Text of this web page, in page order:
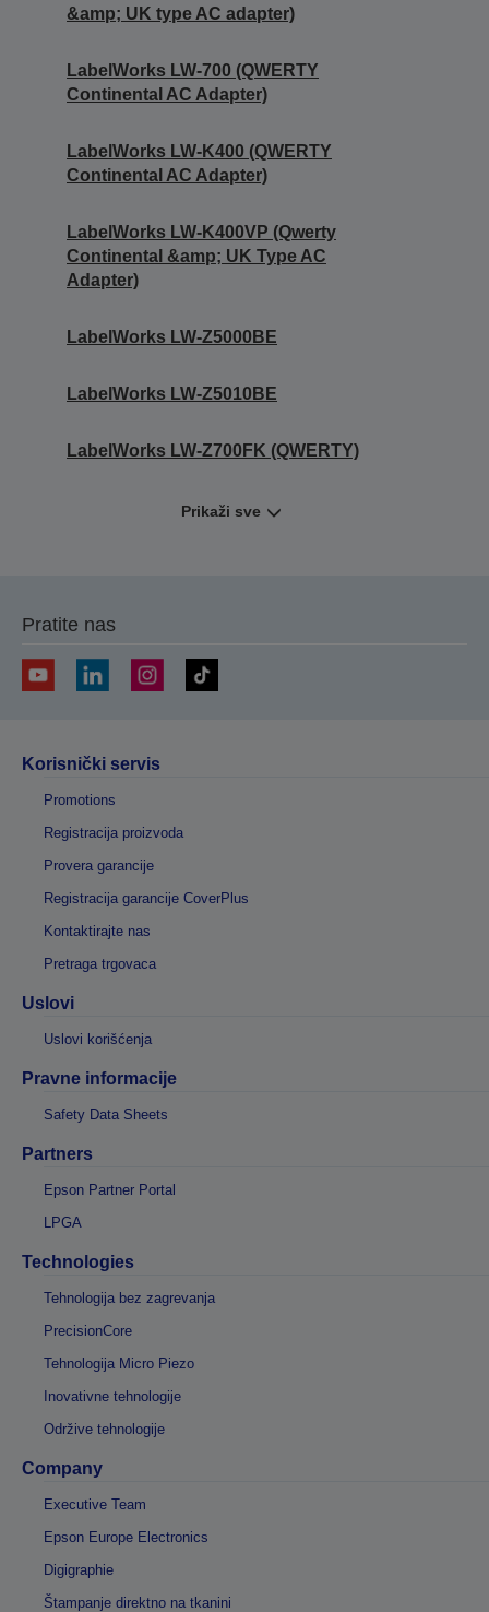
&amp; UK type AC adapter)
LabelWorks LW-700 (QWERTY
Continental AC Adapter)
LabelWorks LW-K400 (QWERTY
Continental AC Adapter)
LabelWorks LW-K400VP (Qwerty
Continental &amp; UK Type AC
Adapter)
LabelWorks LW-Z5000BE
LabelWorks LW-Z5010BE
LabelWorks LW-Z700FK (QWERTY)
Prikaži sve
Pratite nas
Korisnički servis
Promotions
Registracija proizvoda
Provera garancije
Registracija garancije CoverPlus
Kontaktirajte nas
Pretraga trgovaca
Uslovi
Uslovi korišćenja
Pravne informacije
Safety Data Sheets
Partners
Epson Partner Portal
LPGA
Technologies
Tehnologija bez zagrevanja
PrecisionCore
Tehnologija Micro Piezo
Inovativne tehnologije
Održive tehnologije
Company
Executive Team
Epson Europe Electronics
Digigraphie
Štampanje direktno na tkanini